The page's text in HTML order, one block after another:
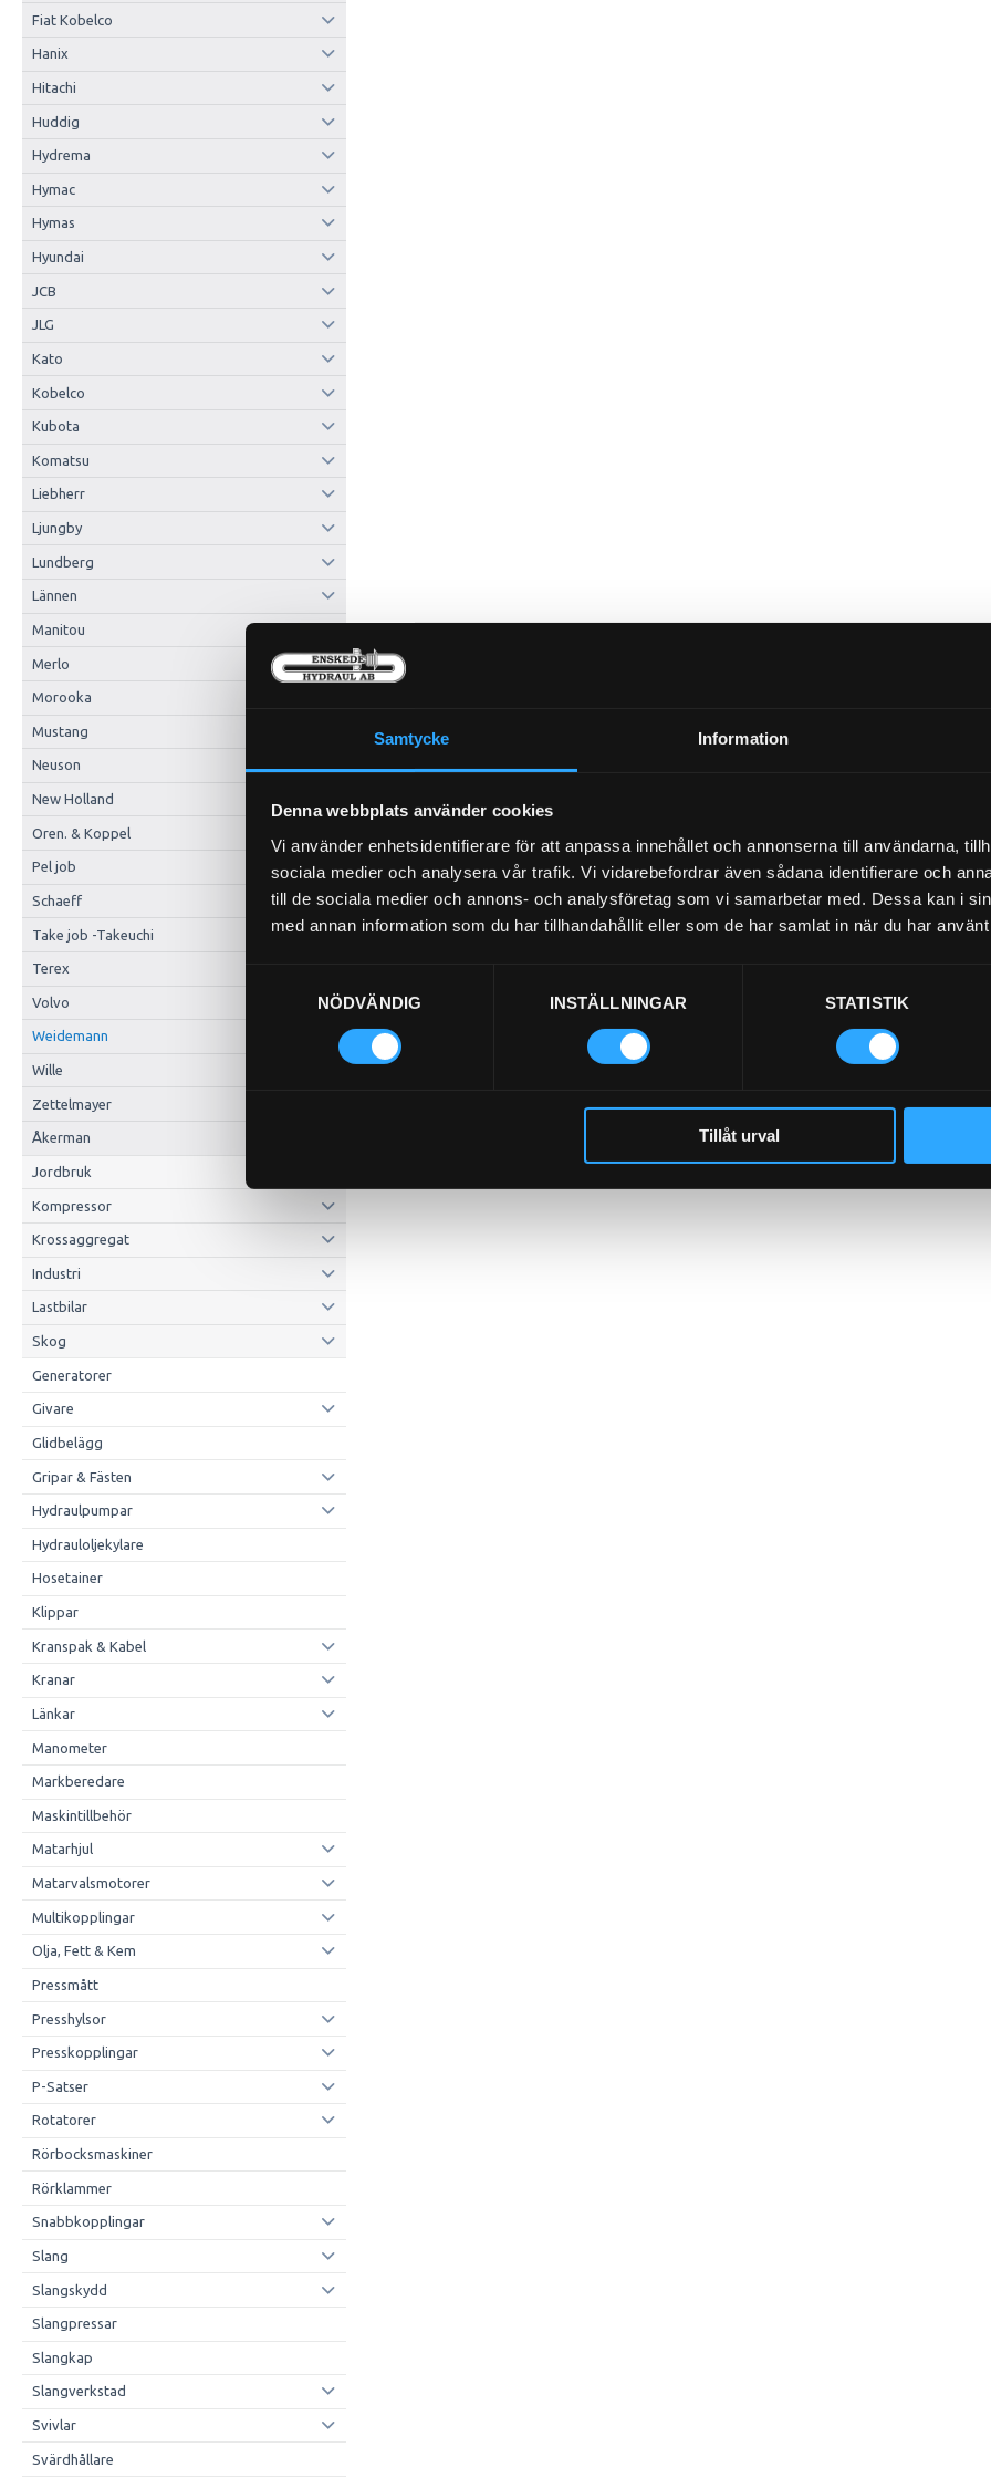
Samtycke Information
Denna webbplats använder cookies
Vi använder enhetsidentifierare för att anpassa innehållet och annonserna till användarna,
sociala medier och analysera vår trafik. Vi vidarebefordrar även sådana identifierare och
till de sociala medier och annons- och analysföretag som vi samarbetar med. Dessa kan i
med annan information som du har tillhandahållit eller som de har samlat in när du har
NÖDVÄNDIG
INSTÄLLNINGAR STATISTIK
Tillåt urval
Fiat Kobelco
Hanix
Hitachi
Huddig
Hydrema
Hymac
Hymas
Hyundai
JCB
JLG
Kato
Kobelco
Kubota
Komatsu
Liebherr
Ljungby
Lundberg
Lännen
Manitou
Merlo
Morooka
Mustang
Neuson
New Holland
Oren. & Koppel
Pel job
Schaeff
Take job -Takeuchi
Terex
Volvo
Weidemann
Wille
Zettelmayer
Åkerman
Jordbruk
Kompressor
Krossaggregat
Industri
Lastbilar
Skog
Generatorer
Givare
Glidbelägg
Gripar & Fästen
Hydraulpumpar
Hydrauloljekylare
Hosetainer
Klippar
Kranspak & Kabel
Kranar
Länkar
Manometer
Markberedare
Maskintillbehör
Matarhjul
Matarvalsmotorer
Multikopplingar
Olja, Fett & Kem
Pressmått
Presshylsor
Presskopplingar
P-Satser
Rotatorer
Rörbocksmaskiner
Rörklammer
Snabbkopplingar
Slang
Slangskydd
Slangpressar
Slangkap
Slangverkstad
Svivlar
Svärdhållare